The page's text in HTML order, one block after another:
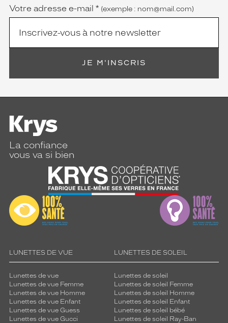
Votre adresse e-mail * (exemple : nom@mail.com)
JE M'INSCRIS
La confiance
vous va si bien
LUNETTES DE VUE
Lunettes de vue
Lunettes de vue Femme
Lunettes de vue Homme
Lunettes de vue Enfant
Lunettes de vue Guess
Lunettes de vue Gucci
LUNETTES DE SOLEIL
Lunettes de soleil
Lunettes de soleil Femme
Lunettes de soleil Homme
Lunettes de soleil Enfant
Lunettes de soleil bébé
Lunettes de soleil Ray-Ban